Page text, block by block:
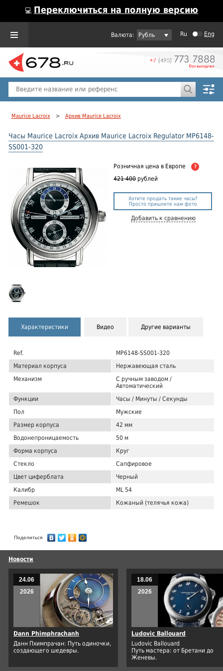
💻 Переключиться на полную версию
Рубль Ru Eng
Maurice Lacroix > Архив Maurice Lacroix
Часы Maurice Lacroix Архив Maurice Lacroix Regulator MP6148-
SS001-320
Розничная цена в Европе ?
421 400 рублей
Хотите продать такие часы?
Просто пришлите нам фото
Добавить к сравнению
Характеристики Видео Другие варианты
Ref.
MP6148-SS001-320
Материал корпуса
Нержавеющая сталь
Механизм
С ручным заводом /
Автоматический
Функции
Часы / Минуты / Секунды
Пол
Мужские
Размер корпуса
42 мм
Водонепроницаемость
50 м
Форма корпуса
Круг
Стекло
Сапфировое
Цвет циферблата
Черный
Калибр
ML 54
Ремешок
Кожаный (телячья кожа)
Поделиться
Новости
24.06
2026
Dann Phimphrachanh
Данн Пхимпрачан: Путь одиночки,
создающего шедевры.
18.06
2026
Ludovic Ballouard
Ludovic Ballouard
Путь мастера: от Бретани до
Женевы.